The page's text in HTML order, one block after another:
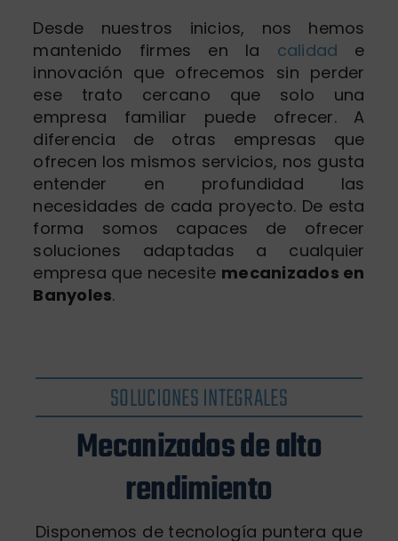
Desde nuestros inicios, nos hemos
mantenido firmes en la calidad e
innovación que ofrecemos sin perder
ese trato cercano que solo una
empresa familiar puede ofrecer. A
diferencia de otras empresas que
ofrecen los mismos servicios, nos gusta
entender en profundidad las
necesidades de cada proyecto. De esta
forma somos capaces de ofrecer
soluciones adaptadas a cualquier
empresa que necesite mecanizados en
Banyoles.
SOLUCIONES INTEGRALES
Mecanizados de alto
rendimiento
Disponemos de tecnología puntera que